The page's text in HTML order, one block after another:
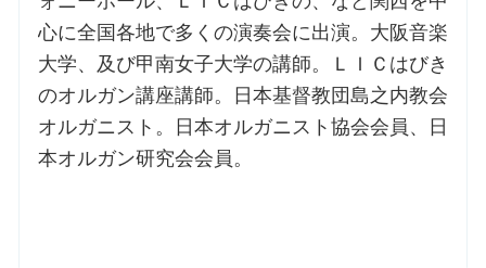
心に全国各地で多くの演奏会に出演。大阪音楽
大学、及び甲南女子大学の講師。ＬＩＣはびき
のオルガン講座講師。日本基督教団島之内教会
オルガニスト。日本オルガニスト協会会員、日
本オルガン研究会会員。